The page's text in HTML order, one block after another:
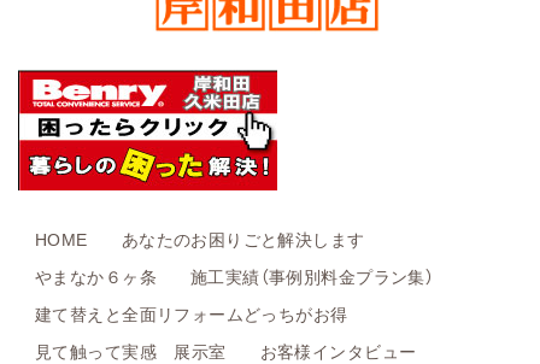
HOME
あなたのお困りごと解決します
やまなか６ヶ条
施工実績（事例別料金プラン集）
建て替えと全面リフォームどっちがお得
見て触って実感 展示室
お客様インタビュー